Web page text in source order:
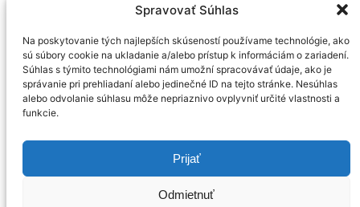
Spravovať Súhlas
Na poskytovanie tých najlepších skúseností používame technológie, ako
sú súbory cookie na ukladanie a/alebo prístup k informáciám o zariadení.
Súhlas s týmito technológiami nám umožní spracovávať údaje, ako je
správanie pri prehliadaní alebo jedinečné ID na tejto stránke. Nesúhlas
alebo odvolanie súhlasu môže nepriaznivo ovplyvniť určité vlastnosti a
funkcie.
Prijať
Odmietnuť
Sviečky
Kozmetika
Vône
Tečúci dym
Darčekové predmety
Formulár na ODSTÚPENIE OD ZMLUVY
Formulár na REKLAMÁCIU